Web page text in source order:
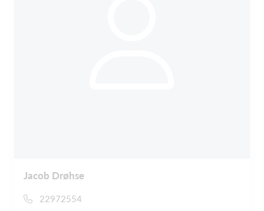
Jacob Drøhse
22972554